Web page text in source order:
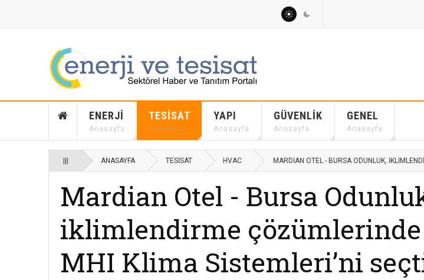
ENERJI
Anasayfa
TESISAT
Anasayfa
YAPI
Anasayfa
GÜVENLIK
Anasayfa
GENEL
Anasayfa
ANASAYFA TESISAT HVAC MARDIAN OTEL - BURSA ODUNLUK,
Mardian Otel - Bursa
iklimlendirme
MHI Klima Sistemleri’ni